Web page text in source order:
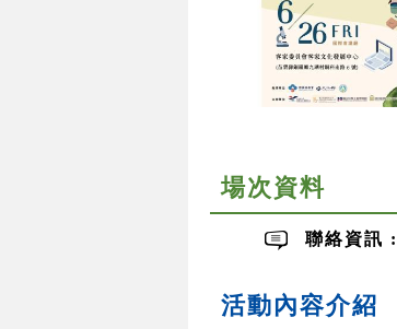
場次資料
聯絡資訊 :
活動內容介紹